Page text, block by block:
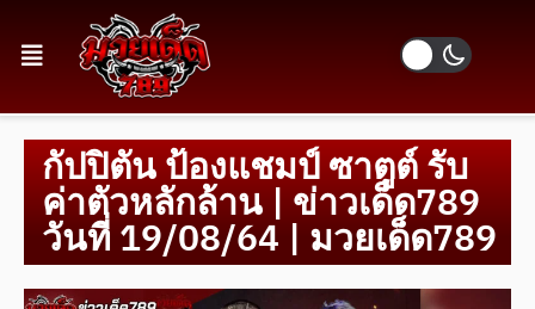
กัปปิตัน ป้องแชมป์ ซาตูต์ รับ
ค่าตัวหลักล้าน | ข่าวเด็ด789
วันที่ 19/08/64 | มวยเด็ด789